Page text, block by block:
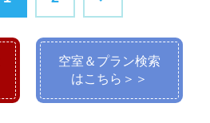
空室＆プラン検索
はこちら＞＞